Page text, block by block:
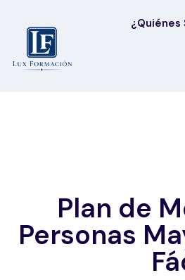
¿Quiénes
Plan de
Personas